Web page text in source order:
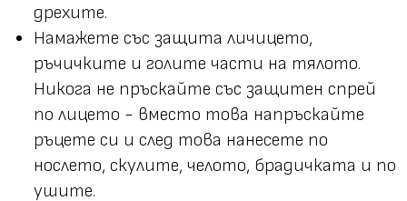
дрехите.
Намажете със защита личицето,
ръчичките и голите части на тялото.
Никога не пръскайте със защитен спрей
по лицето - вместо това напръскайте
ръцете си и след това нанесете по
нослето, скулите, челото, брадичката и по
ушите.